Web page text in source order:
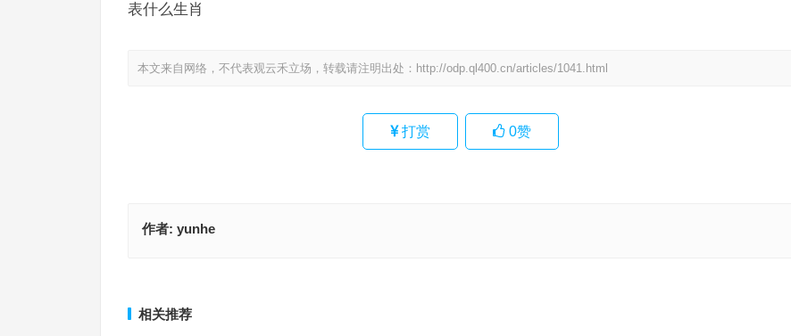
表什么生肖
本文来自网络，不代表观云禾立场，转载请注明出处： http://odp.ql400.cn/articles/1041.html
打赏 0赞
作者: yunhe
相关推荐